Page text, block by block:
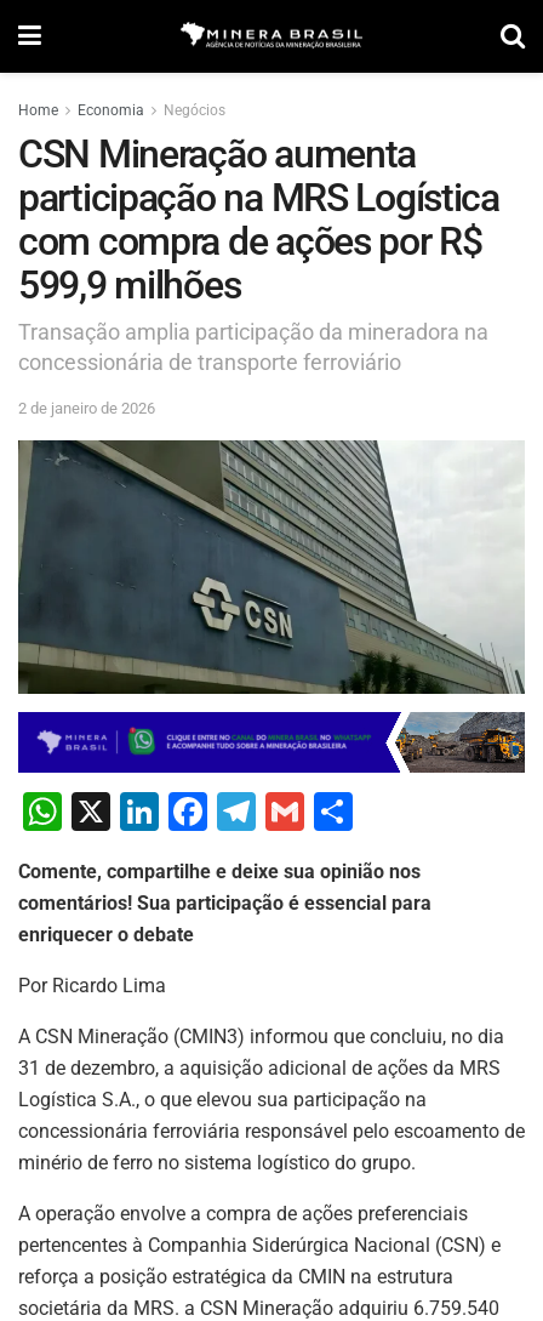
Home Economia Negócios
CSN Mineração aumenta
participação na MRS Logística
com compra de ações por R$
599,9 milhões
Transação amplia participação da mineradora na
concessionária de transporte ferroviário
2 de janeiro de 2026
W
at
s
A
p
p
X
Li
k
e
n
F
c
o
k
T
el
e
gr
G
ai
h
ar
Comente, compartilhe e deixe sua opinião nos
comentários! Sua participação é essencial para
enriquecer o debate
Por Ricardo Lima
A CSN Mineração (CMIN3) informou que concluiu, no dia
31 de dezembro, a aquisição adicional de ações da MRS
Logística S.A., o que elevou sua participação na
concessionária ferroviária responsável pelo escoamento de
minério de ferro no sistema logístico do grupo.
A operação envolve a compra de ações preferenciais
pertencentes à Companhia Siderúrgica Nacional (CSN) e
reforça a posição estratégica da CMIN na estrutura
societária da MRS. a CSN Mineração adquiriu 6.759.540